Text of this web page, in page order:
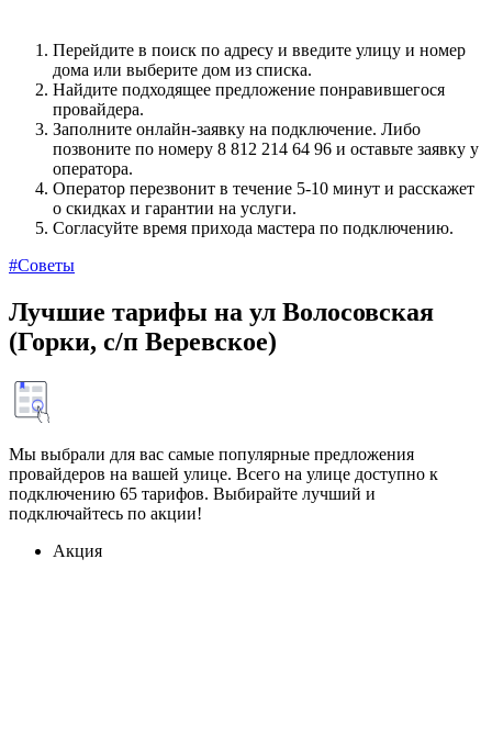
Перейдите в поиск по адресу и введите улицу и номер
дома или выберите дом из списка.
Найдите подходящее предложение понравившегося
провайдера.
Заполните онлайн-заявку на подключение. Либо
позвоните по номеру 8 812 214 64 96 и оставьте заявку у
оператора.
Оператор перезвонит в течение 5-10 минут и расскажет
о скидках и гарантии на услуги.
Согласуйте время прихода мастера по подключению.
#Советы
Лучшие тарифы на ул Волосовская
(Горки, с/п Веревское)
Мы выбрали для вас самые популярные предложения
провайдеров на вашей улице. Всего на улице доступно к
подключению 65 тарифов. Выбирайте лучший и
подключайтесь по акции!
Акция